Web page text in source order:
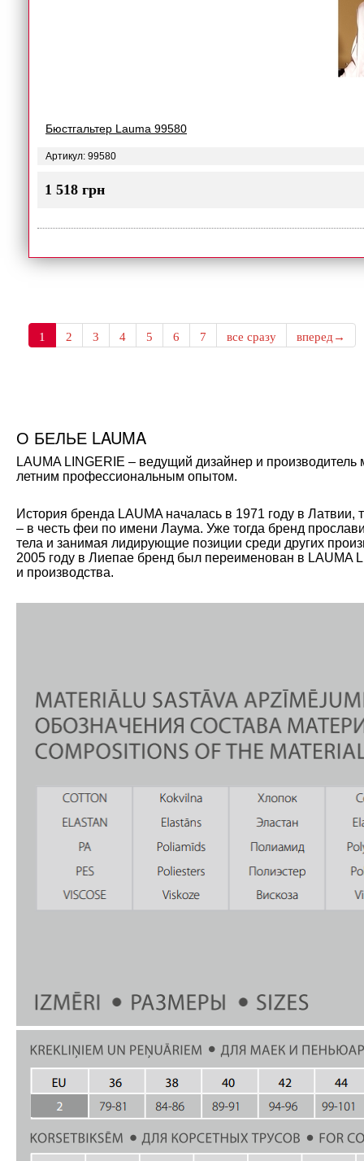
Бюстгальтер Lauma 99580
Артикул: 99580
1 518 грн
1 2 3 4 5 6 7 все сразу вперед→
О БЕЛЬЕ LAUMA
LAUMA LINGERIE – ведущий дизайнер и
летним профессиональным опытом.
История бренда LAUMA началась в 1971 году в
– в честь феи по имени Лаума. Уже тогда бренд
тела и занимая лидирующие позиции среди других
2005 году в Лиепае бренд был переименован в LAUMA
и производства.